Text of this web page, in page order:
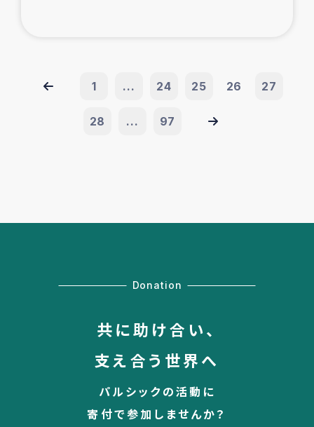
1 ... 24 25 26 27
28 ... 97
Donation
共に助け合い、
支え合う世界へ
パルシックの活動に
寄付で参加しませんか？